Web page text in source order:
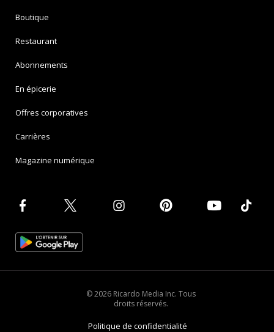
Boutique
Restaurant
Abonnements
En épicerie
Offres corporatives
Carrières
Magazine numérique
© 2026 Ricardo Media Inc. Tous
droits réservés.
Politique de confidentialité